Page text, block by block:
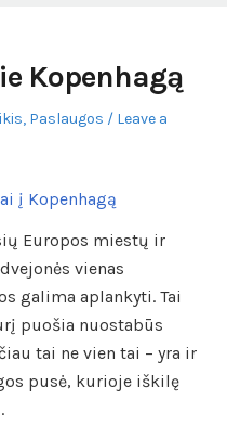
Kopenhagą
, Paslaugos
Leave a
Europos miestų ir
vienas
galima aplankyti. Tai
puošia nuostabūs
tai ne vien tai – yra ir
pusė, kurioje iškilę